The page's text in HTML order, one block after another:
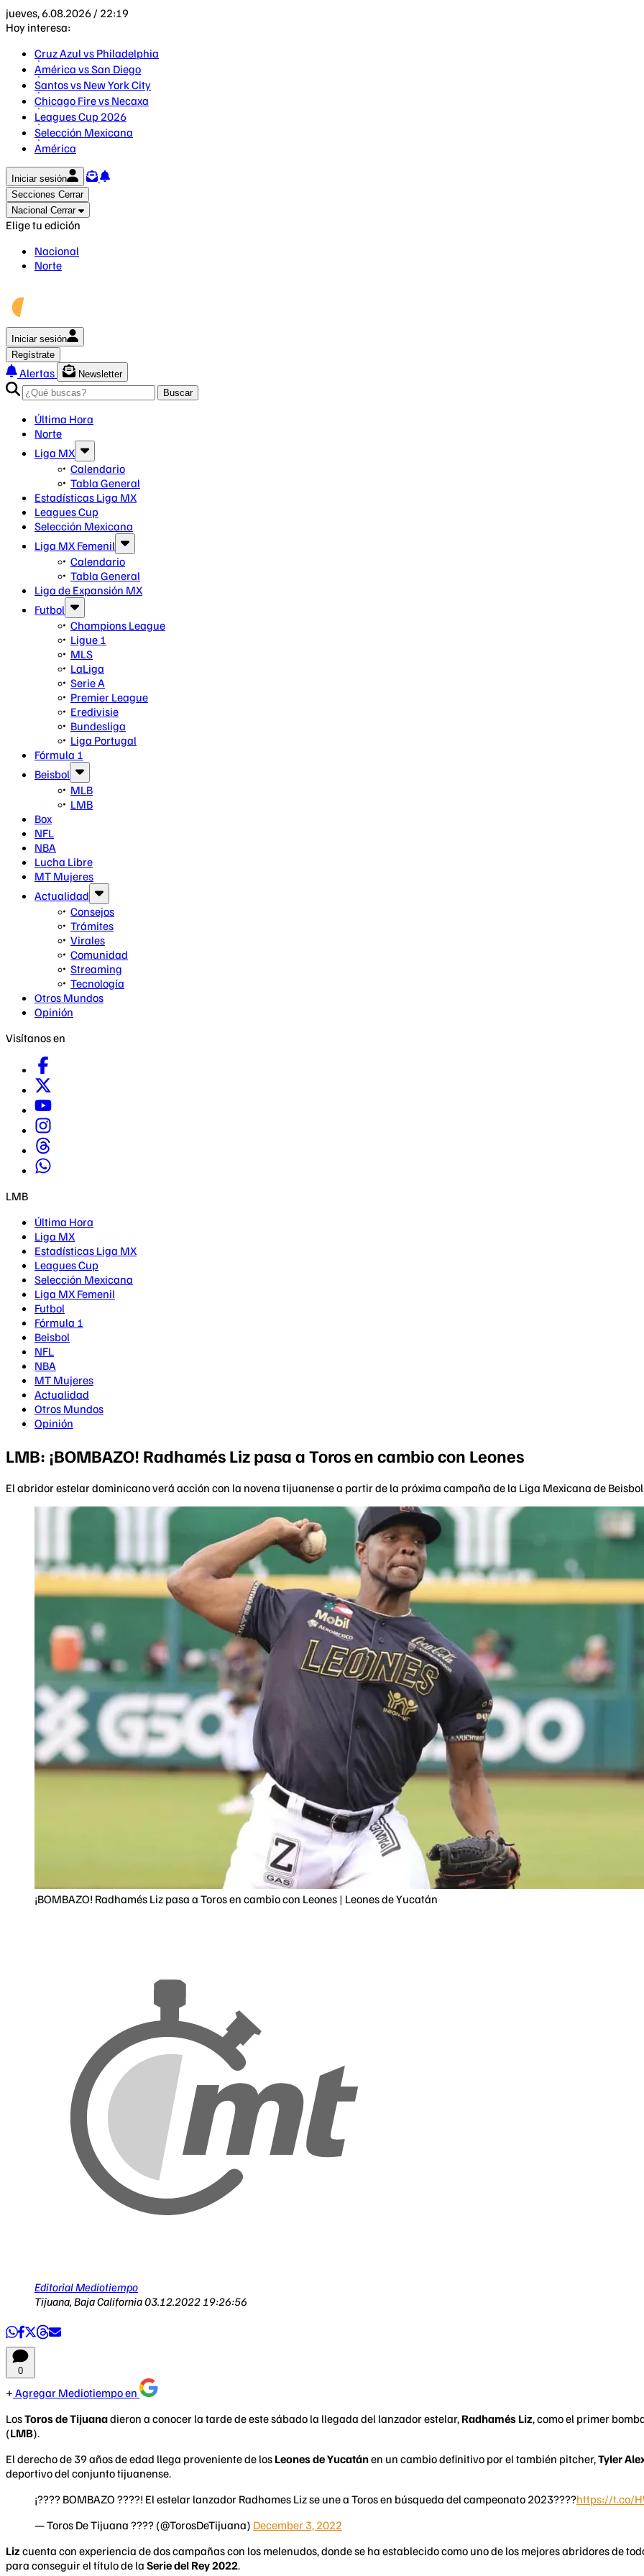
jueves, 6.08.2026 / 22:19
Hoy interesa:
Cruz Azul vs Philadelphia
América vs San Diego
Santos vs New York City
Chicago Fire vs Necaxa
Leagues Cup 2026
Selección Mexicana
América
Iniciar sesión
Secciones Cerrar
Nacional Cerrar
Elige tu edición
Nacional
Norte
Iniciar sesión
Regístrate
Alertas
Newsletter
Buscar
Última Hora
Norte
Liga MX
Calendario
Tabla General
Estadísticas Liga MX
Leagues Cup
Selección Mexicana
Liga MX Femenil
Calendario
Tabla General
Liga de Expansión MX
Futbol
Champions League
Ligue 1
MLS
LaLiga
Serie A
Premier League
Eredivisie
Bundesliga
Liga Portugal
Fórmula 1
Beisbol
MLB
LMB
Box
NFL
NBA
Lucha Libre
MT Mujeres
Actualidad
Consejos
Trámites
Virales
Comunidad
Streaming
Tecnología
Otros Mundos
Opinión
Visítanos en
LMB
Última Hora
Liga MX
Estadísticas Liga MX
Leagues Cup
Selección Mexicana
Liga MX Femenil
Futbol
Fórmula 1
Beisbol
NFL
NBA
MT Mujeres
Actualidad
Otros Mundos
Opinión
LMB: ¡BOMBAZO! Radhamés Liz pasa a Toros en cambio con Leones
El abridor estelar dominicano verá acción con la novena tijuanense a partir de la próxima campaña de la Liga Mexicana de
¡BOMBAZO! Radhamés Liz pasa a Toros en cambio con Leones | Leones de Yucatán
Editorial Mediotiempo
Tijuana, Baja California03.12.2022 19:26:56
0
Agregar Mediotiempo en
LosToros de Tijuanadieron a conocer la tarde de este sábado la llegada del lanzador estelar, Radhamés Liz, como el primer
(LMB).
El derecho de 39 años de edad llega proveniente de los Leones de Yucatánen un cambio definitivo por el también pitcher,Tyler
deportivo del conjunto tijuanense.
¡???? BOMBAZO ????! El estelar lanzador Radhames Liz se une a Toros en búsqueda del campeonato 2023????https://t.co/
— Toros De Tijuana ???? (@TorosDeTijuana) December 3, 2022
Liz cuenta con experiencia de dos campañas con los melenudos, donde se ha establecido como uno de los mejores abridores de
para conseguir el título de la Serie del Rey 2022.